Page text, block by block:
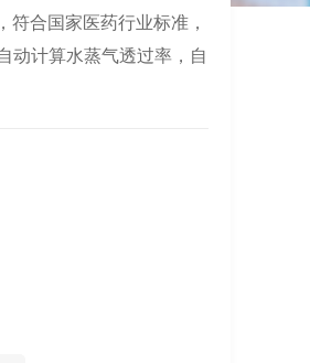
合国家医药行业标准，
动计算水蒸气透过率，自